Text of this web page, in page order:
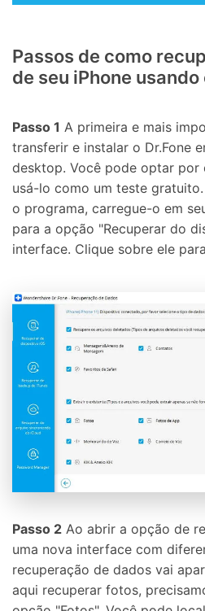
Passos de como
de seu iPhone usando
Passo 1 A primeira e mais
transferir e instalar o Dr.Fone
desktop. Você pode optar por
usá-lo como um teste
o programa, carregue-o em
para a opção "Recuperar do
interface. Clique sobre ele
Passo 2 Ao abrir a opção de
uma nova interface com
recuperação de dados vai
aqui recuperar fotos,